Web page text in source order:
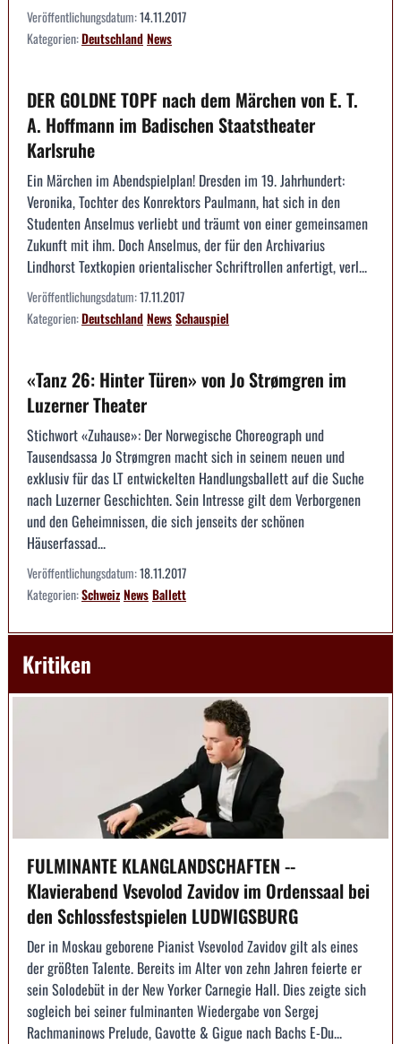
Veröffentlichungsdatum:14.11.2017
Kategorien:DeutschlandNews
DER GOLDNE TOPF nach dem Märchen von E. T.
A. Hoffmann im Badischen Staatstheater
Karlsruhe
Ein Märchen im Abendspielplan! Dresden im 19. Jahrhundert:
Veronika, Tochter des Konrektors Paulmann, hat sich in den
Studenten Anselmus verliebt und träumt von einer gemeinsamen
Zukunft mit ihm. Doch Anselmus, der für den Archivarius
Lindhorst Textkopien orientalischer Schriftrollen anfertigt, verl...
Veröffentlichungsdatum:17.11.2017
Kategorien:DeutschlandNewsSchauspiel
«Tanz 26: Hinter Türen» von Jo Strømgren im
Luzerner Theater
Stichwort «Zuhause»: Der Norwegische Choreograph und
Tausendsassa Jo Strømgren macht sich in seinem neuen und
exklusiv für das LT entwickelten Handlungsballett auf die Suche
nach Luzerner Geschichten. Sein Intresse gilt dem Verborgenen
und den Geheimnissen, die sich jenseits der schönen
Häuserfassad...
Veröffentlichungsdatum:18.11.2017
Kategorien:SchweizNewsBallett
Kritiken
FULMINANTE KLANGLANDSCHAFTEN --
Klavierabend Vsevolod Zavidov im Ordenssaal bei
den Schlossfestspielen LUDWIGSBURG
Der in Moskau geborene Pianist Vsevolod Zavidov gilt als eines
der größten Talente. Bereits im Alter von zehn Jahren feierte er
sein Solodebüt in der New Yorker Carnegie Hall. Dies zeigte sich
sogleich bei seiner fulminanten Wiedergabe von Sergej
Rachmaninows Prelude, Gavotte & Gigue nach Bachs E-Du...